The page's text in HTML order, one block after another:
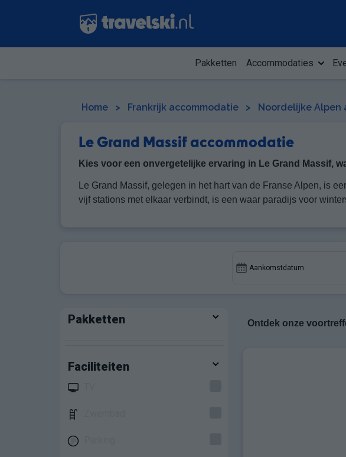
Pakketten Accommodaties
Home > Frankrijk accommodatie > Noordelijke Alpen
Le Grand Massif accommodatie
Kies voor een onvergetelijke ervaring in Le Grand Massif,
Le Grand Massif, gelegen in het hart van de Franse Alpen, is
vijf stations met elkaar verbindt, is een waar paradijs voor
verwelkomt u met open armen om de prachtige alpine
Aankomstdatum
Pakketten
Faciliteiten
Ontdek onze